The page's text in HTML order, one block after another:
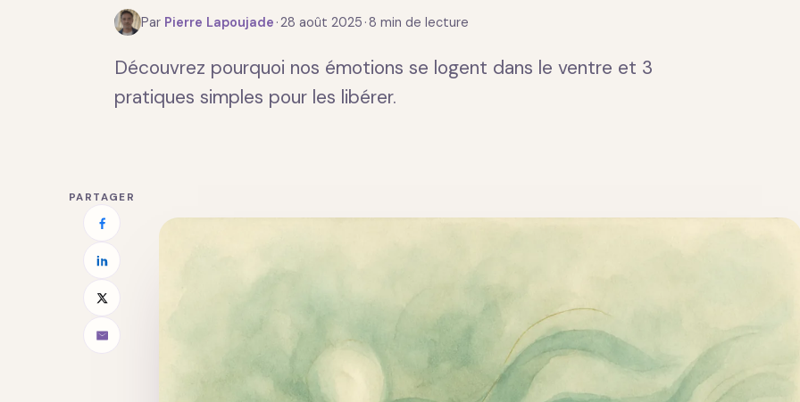
Par Pierre Lapoujade ·28 août 2025 ·8 min de lecture
Découvrez pourquoi nos émotions se logent dans le ventre et 3
pratiques simples pour les libérer.
PARTAGER